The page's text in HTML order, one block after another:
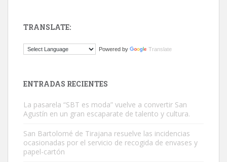
El ayuntamiento se va a llevar a Los Gatos callejeros de la zona los
Gato manso encontrado
TRANSLATE:
Powered by Translate
ENTRADAS RECIENTES
La pasarela “SBT es moda” vuelve a convertir San
Agustín en un gran escaparate de talento y cultura.
San Bartolomé de Tirajana resuelve las incidencias
ocasionadas por el servicio de recogida de envases y
papel-cartón